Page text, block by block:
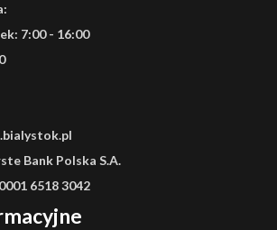
7:00 - 16:00
Bank Polska S.A.
6518 3042